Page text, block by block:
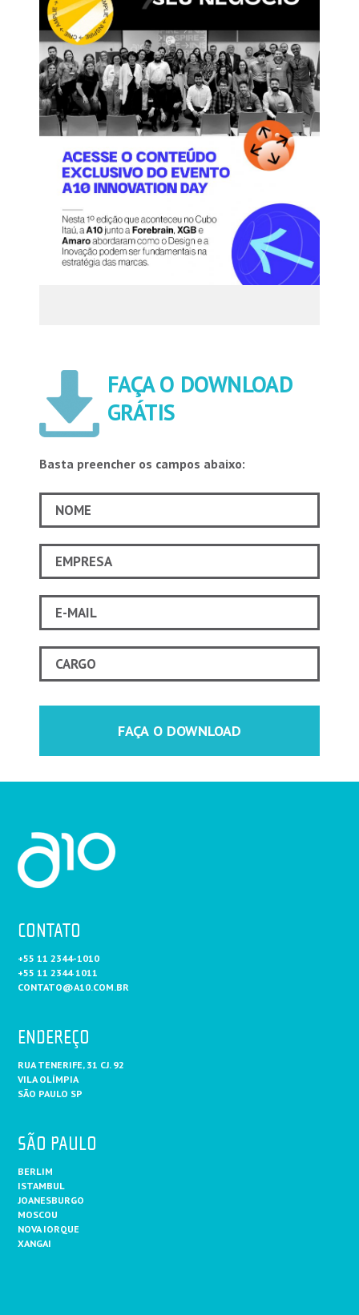
FAÇA O DOWNLOAD
GRÁTIS
Basta preencher os campos abaixo:
CONTATO
+55 11 2344-1010
+55 11 2344 1011
CONTATO@A10.COM.BR
ENDEREÇO
RUA TENERIFE, 31 CJ. 92
VILA OLÍMPIA
SÃO PAULO SP
SÃO PAULO
BERLIM
ISTAMBUL
JOANESBURGO
MOSCOU
NOVA IORQUE
XANGAI